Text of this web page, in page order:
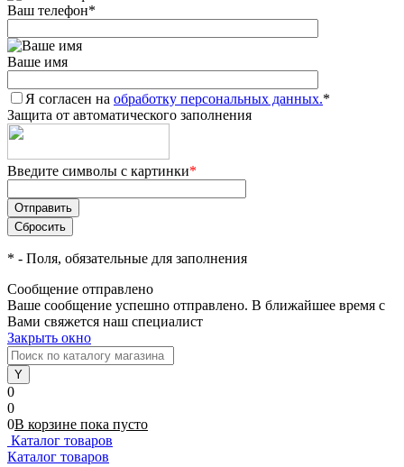
Ваш телефон*
Ваше имя
Я согласен на обработку персональных данных.*
Защита от автоматического заполнения
Введите символы с картинки*
* - Поля, обязательные для заполнения
Сообщение отправлено
Ваше сообщение успешно отправлено. В ближайшее время с
Вами свяжется наш специалист
Закрыть окно
0
0
0В корзине пока пусто
Каталог товаров
Каталог товаров